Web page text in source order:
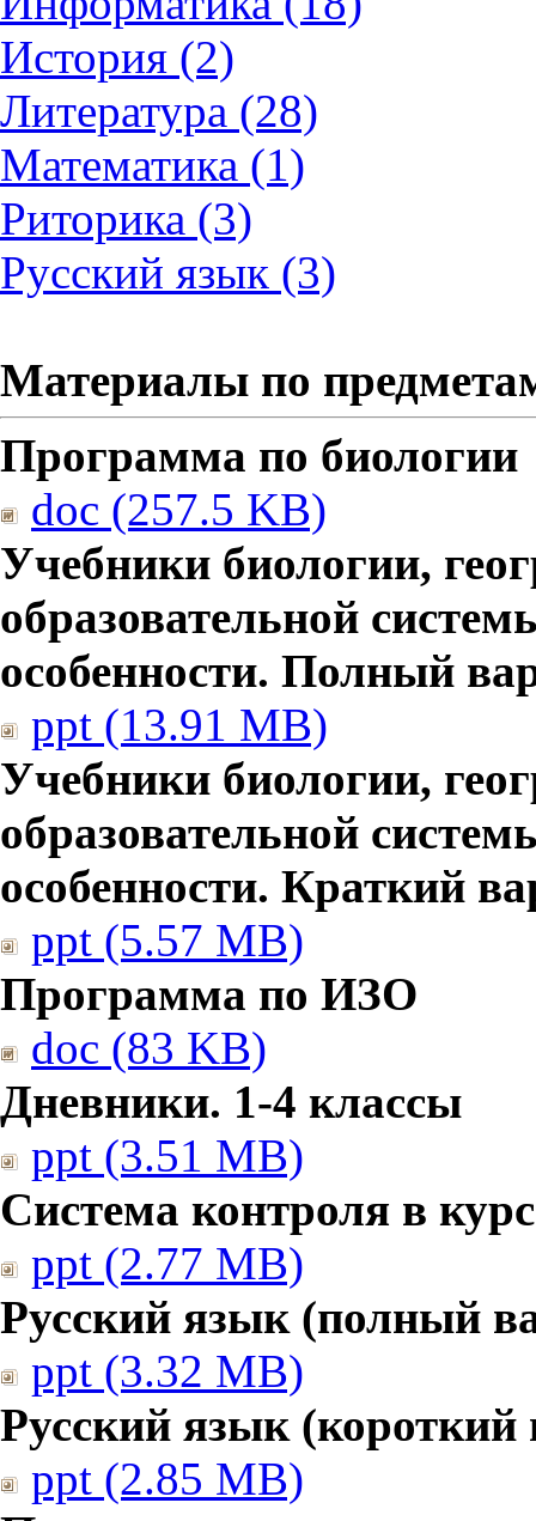
История (2)
Литература (28)
Математика (1)
Риторика (3)
Русский язык (3)
Материалы по
Программа по биологии
doc (257.5 KB)
Учебники биологии,
образовательной
особенности. Полный
ppt (13.91 MB)
Учебники биологии,
образовательной
особенности. Краткий
ppt (5.57 MB)
Программа по ИЗО
doc (83 KB)
Дневники. 1-4 классы
ppt (3.51 MB)
Система контроля в
ppt (2.77 MB)
Русский язык (полный
ppt (3.32 MB)
Русский язык (короткий
ppt (2.85 MB)